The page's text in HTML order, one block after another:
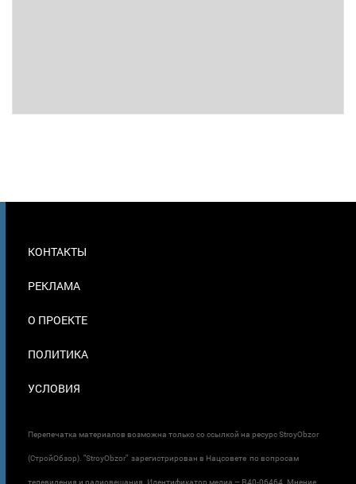
В
КОНТАКТЫ
РЕКЛАМА
О ПРОЕКТЕ
ПОЛИТИКА
УСЛОВИЯ
Перепечатка материалов возможна только со ссылкой на ресурс StroyObzor
(СтройОбзор). "StroyObzor" зарегистрирован в Нацсовете по вопросам